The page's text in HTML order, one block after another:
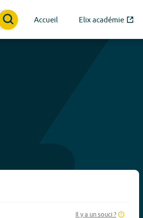
Accueil Elix académie
Il y a un souci ?